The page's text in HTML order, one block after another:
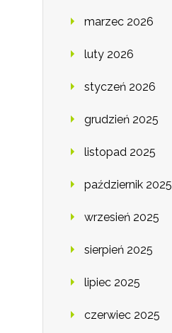
marzec 2026
luty 2026
styczeń 2026
grudzień 2025
listopad 2025
październik 2025
wrzesień 2025
sierpień 2025
lipiec 2025
czerwiec 2025